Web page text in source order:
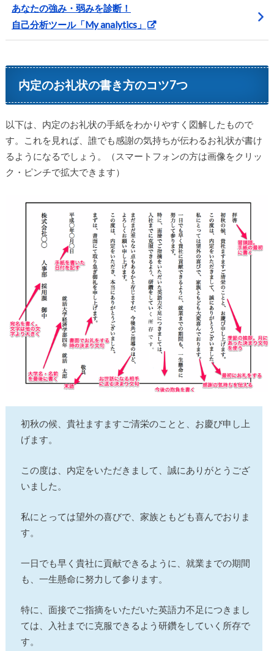
あなたの強み・弱みを診断！
自己分析ツール「My analytics」
内定のお礼状の書き方のコツ7つ
以下は、内定のお礼状の手紙をわかりやすく図解したもので
す。これを見れば、誰でも感謝の気持ちが伝わるお礼状が書け
るようになるでしょう。（スマートフォンの方は画像をクリッ
ク・ピンチで拡大できます）
初秋の候、貴社ますますご清栄のことと、お慶び申し上
げます。
この度は、内定をいただきまして、誠にありがとうござ
いました。
私にとっては望外の喜びで、家族ともども喜んでおりま
す。
一日でも早く貴社に貢献できるように、就業までの期間
も、一生懸命に努力して参ります。
特に、面接でご指摘をいただいた英語力不足につきまし
ては、入社までに克服できるよう研鑽をしていく所存で
す。